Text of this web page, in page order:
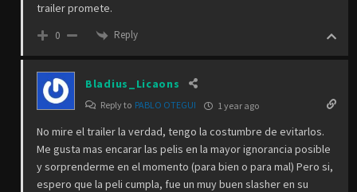
trailer promete.
0 Reply
Bladius_Licaons
Reply to PABLO OTEGUI 1 year ago
No mire el trailer la verdad, tengo la costumbre de evitarlos.
Me gusta mas encarar las pelis en la mayor ignorancia posible
y sorprenderme en el momento (para bien o para mal) Pero si,
espero que la peli cumpla, fue un muy buen slasher en su